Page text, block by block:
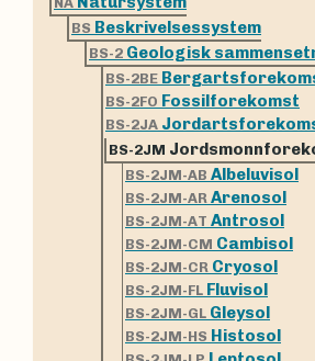
BS Beskrivelsessystem
BS-2 Geologisk
BS-2BE
BS-2FO Fossilforekomst
BS-2JA
BS-2JM
BS-2JM-AB Albeluvisol
BS-2JM-AR Arenosol
BS-2JM-AT Antrosol
BS-2JM-CM Cambisol
BS-2JM-CR Cryosol
BS-2JM-FL Fluvisol
BS-2JM-GL Gleysol
BS-2JM-HS Histosol